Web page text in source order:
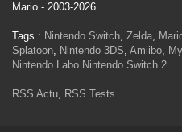
Mario - 2003-2026
Tags : Nintendo Switch, Zelda,
Splatoon, Nintendo 3DS, Amiibo,
Nintendo Labo Nintendo Switch 2
RSS Actu, RSS Tests